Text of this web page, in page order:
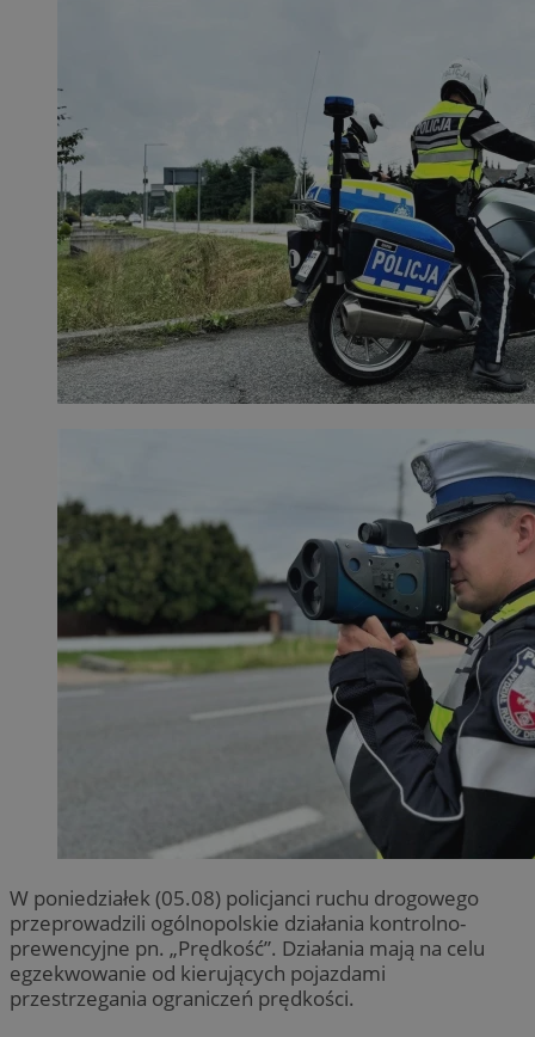
W poniedziałek (05.08) policjanci ruchu drogowego
przeprowadzili ogólnopolskie działania kontrolno-
prewencyjne pn. „Prędkość”. Działania mają na celu
egzekwowanie od kierujących pojazdami
przestrzegania ograniczeń prędkości.